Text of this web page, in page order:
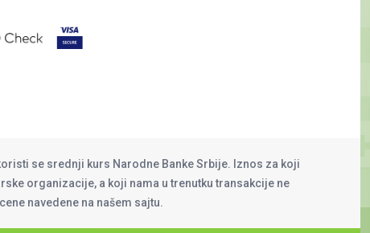
se srednji kurs Narodne Banke Srbije. Iznos za koji
organizacije, a koji nama u trenutku transakcije ne
navedene na našem sajtu.